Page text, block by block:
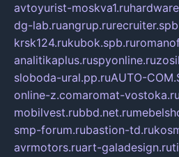
avtoyurist-moskva1.ru
dg-lab.ruangrup.ru
krsk124.rukubok.spb.ru
analitikaplus.ruspyonline.ru
sloboda-ural.pp.ruAUTO-
online-z.comaromat-vostoka.ru
mobilvest.rubbd.net.ru
smp-forum.rubastion-td.ru
avrmotors.ruart-galadesign.ru